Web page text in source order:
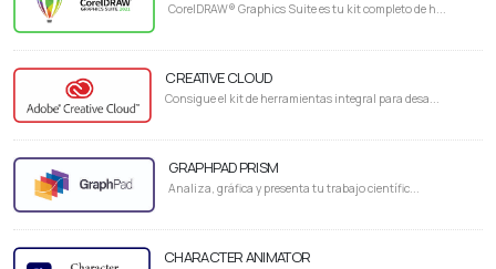
CorelDRAW® Graphics Suite es tu kit completo de h...
CREATIVE CLOUD
Consigue el kit de herramientas integral para desa...
GRAPHPAD PRISM
Analiza, gráfica y presenta tu trabajo científic...
CHARACTER ANIMATOR